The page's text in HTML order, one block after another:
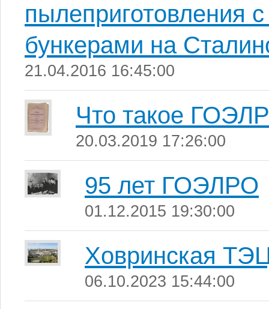
пылеприготовления
бункерами на
21.04.2016 16:45:00
Что такое
20.03.2019 17:26:00
95 лет ГОЭЛРО
01.12.2015 19:30:00
Ховринская
06.10.2023 15:44:00